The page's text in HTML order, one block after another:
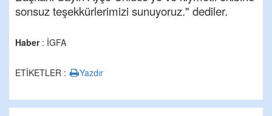
sonsuz teşekkürlerimizi sunuyoruz." dediler.
Haber: İGFA
ETİKETLER : Yazdır